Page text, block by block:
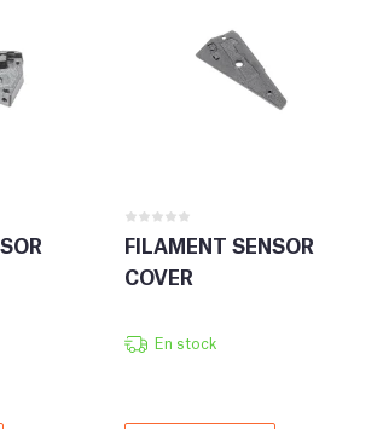
FILAMENT SENSOR
COVER
En stock